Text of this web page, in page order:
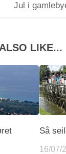
Jul i
LIKE...
Så
16/07/